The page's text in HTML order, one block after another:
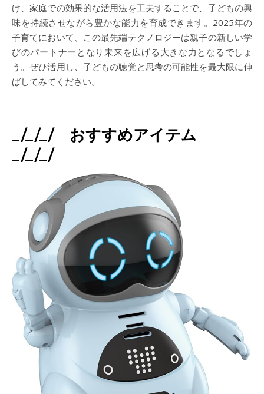
け、家庭での効果的な活用法を工夫することで、子どもの興
味を持続させながら豊かな能力を育成できます。2025年の
子育てにおいて、この最先端テクノロジーは親子の新しい学
びのパートナーとなり未来を広げる大きな力となるでしょ
う。ぜひ活用し、子どもの聴覚と思考の可能性を最大限に伸
ばしてみてください。
_/_/_/ おすすめアイテム
_/_/_/